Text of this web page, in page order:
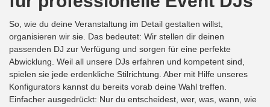
So, wie du deine Veranstaltung im Detail gestalten willst,
organisieren wir sie. Das bedeutet: Wir stellen dir deinen
passenden DJ zur Verfügung und sorgen für eine perfekte
Abwicklung. Weil all unsere DJs erfahren und kompetent sind,
spielen sie jede erdenkliche Stilrichtung. Aber mit Hilfe unseres
Konfigurators kannst du bereits vorab deine Wahl treffen.
Einfacher ausgedrückt: Nur du entscheidest, wer, was, wann, wie